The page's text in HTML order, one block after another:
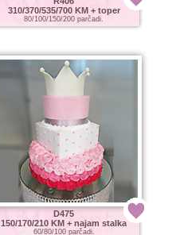
310/370/535/700 KM+ toper
80/100/150/200 parčadi.
D475
150/170/210 KM + najam stalka
60/80/100 parčadi.